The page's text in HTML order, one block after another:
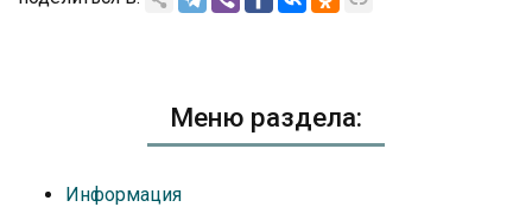
Меню раздела:
Информация